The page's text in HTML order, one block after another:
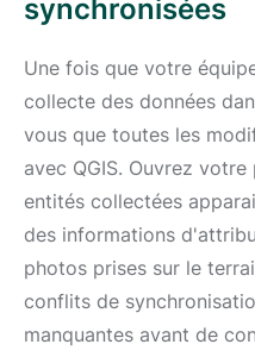
synchronisées
Une fois que votre
collecte des données
vous que toutes les
avec QGIS. Ouvrez
entités collectées
des informations
photos prises sur le
conflits de
manquantes avant de